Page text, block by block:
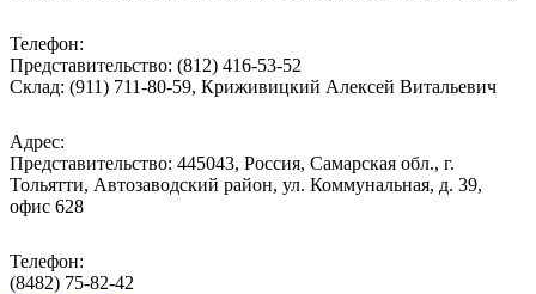
Телефон:
Представительство: (812) 416-53-52
Склад: (911) 711-80-59, Криживицкий Алексей Витальевич
Адрес:
Представительство: 445043, Россия, Самарская обл., г.
Тольятти, Автозаводский район, ул. Коммунальная, д. 39,
офис 628
Телефон:
(8482) 75-82-42